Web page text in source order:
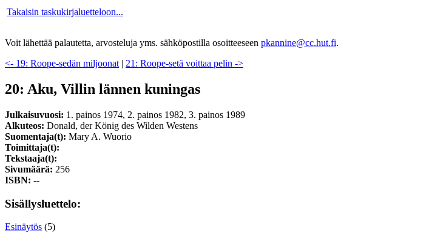
Takaisin taskukirjaluetteloon...
Voit lähettää palautetta, arvosteluja yms. sähköpostilla osoitteeseen pkannine@cc.hut.fi.
<- 19: Roope-sedän miljoonat | 21: Roope-setä voittaa pelin ->
20: Aku, Villin lännen kuningas
Julkaisuvuosi: 1. painos 1974, 2. painos 1982, 3. painos 1989
Alkuteos: Donald, der König des Wilden Westens
Suomentaja(t): Mary A. Wuorio
Toimittaja(t):
Tekstaaja(t):
Sivumäärä: 256
ISBN: --
Sisällysluettelo:
Esinäytös (5)